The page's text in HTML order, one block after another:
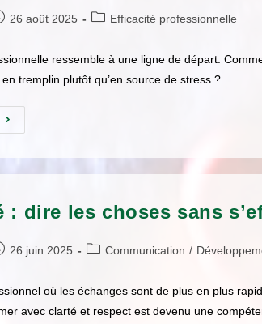
26 août 2025 Efficacité professionnelle
ressemble à une ligne de départ.
tremplin plutôt qu’en source de stress ?
: dire les choses sans
26 juin 2025 Communication /
où les échanges sont de plus en plus
avec clarté et respect est devenu une